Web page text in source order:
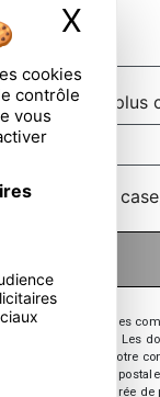
cookies
contrôle
vous
X
font zero plus
cette
personnelles
à votre message. Les
de retrait de votre
ces droits par voie
puis pendant la durée